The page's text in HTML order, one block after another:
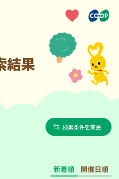
結果
検索条件を変更
新着順 開催日順